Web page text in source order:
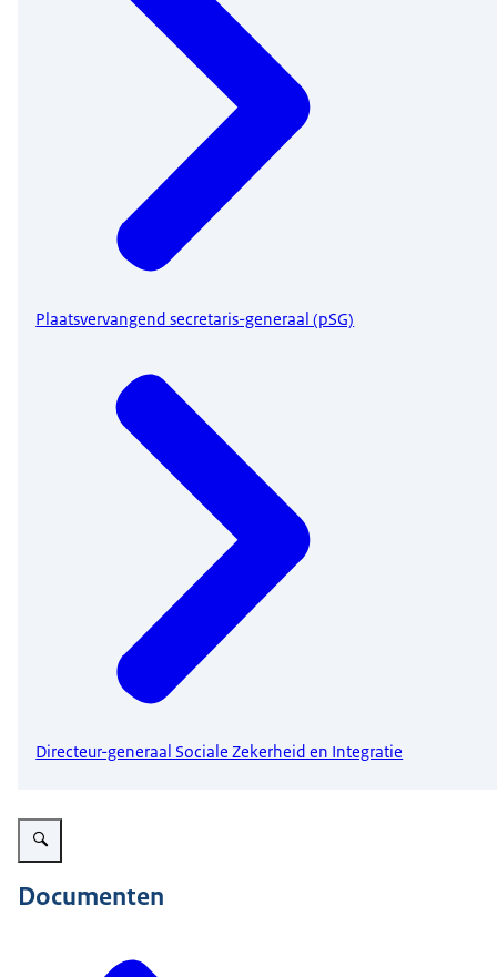
Plaatsvervangend secretaris-generaal (pSG)
Directeur-generaal Sociale Zekerheid en Integratie
Vergroot afbeelding organogram szw
Documenten